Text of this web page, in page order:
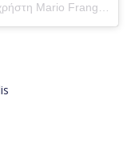
(@mariofrangoulis)